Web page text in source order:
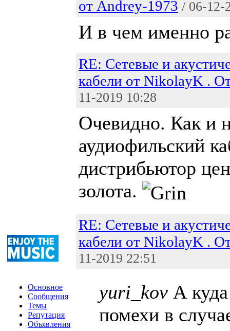
Основное
Сообщения
Темы
Репутация
Объявления
от Andrey-1973 / 06-12-
И в чем именно
RE: Сетевые и
кабели от NikolayK .
11-2019 10:28
Очевидно. Как и
аудиофильский
дистрибьютор
золота.
RE: Сетевые и
кабели от NikolayK .
11-2019 22:51
yuri_kov А
помехи в